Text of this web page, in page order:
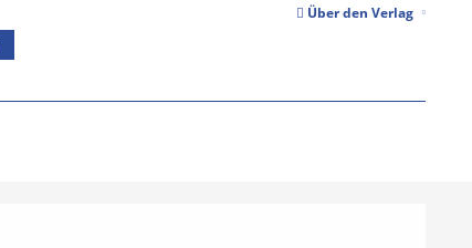
Über den Verlag